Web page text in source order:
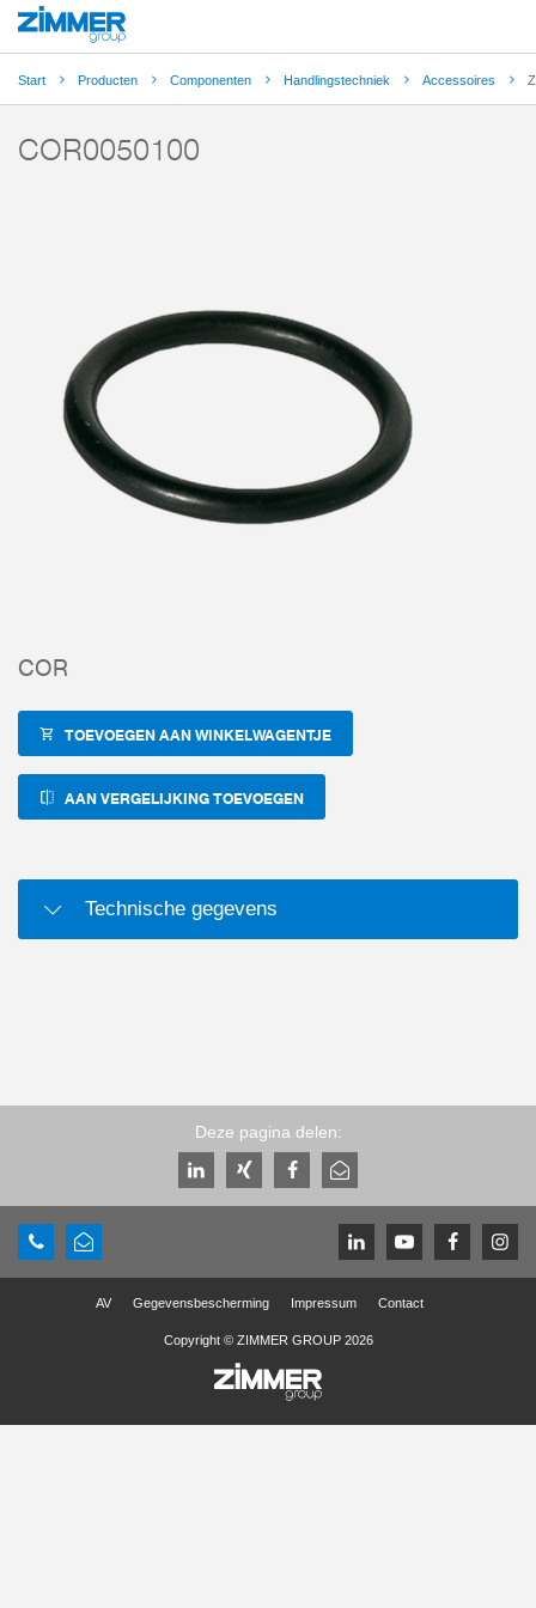
Start Producten Componenten Handlingstechniek Accessoires
COR0050100
COR
TOEVOEGEN AAN WINKELWAGENTJE
AAN VERGELIJKING TOEVOEGEN
Technische gegevens
Deze pagina delen:
AV Gegevensbescherming Impressum Contact
Copyright © ZIMMER GROUP 2026